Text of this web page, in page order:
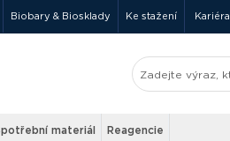
Biobary & Biosklady Ke stažení Kariéra
materiál Reagencie